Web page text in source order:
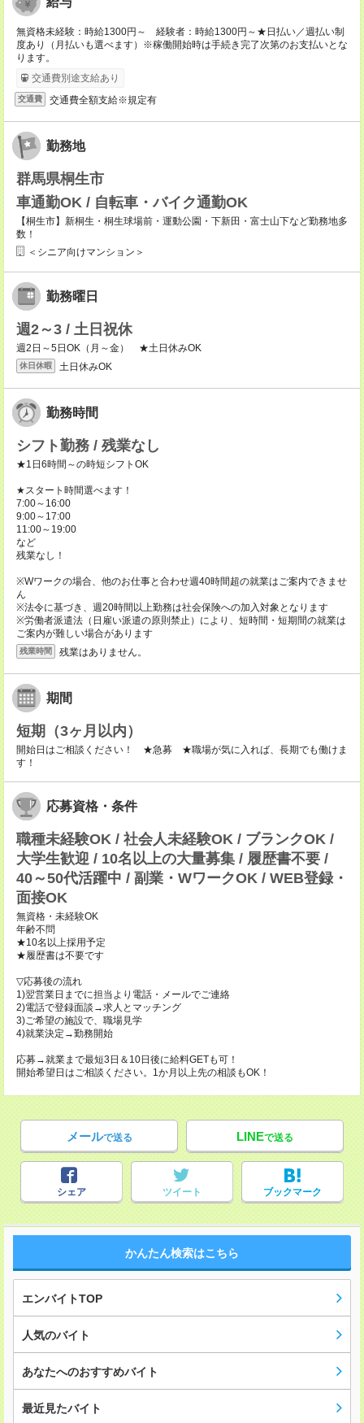
無資格未経験：時給1300円～ 経験者：時給1300円～★日払い／週払い制
度あり（月払いも選べます）※稼働開始時は手続き完了次第のお支払いとな
ります。
交通費別途支給あり
交通費 交通費全額支給※規定有
勤務地
群馬県桐生市
車通勤OK / 自転車・バイク通勤OK
【桐生市】新桐生・桐生球場前・運動公園・下新田・富士山下など勤務地多
数！
＜シニア向けマンション＞
勤務曜日
週2～3 / 土日祝休
週2日～5日OK（月～金） ★土日休みOK
休日休暇 土日休みOK
勤務時間
シフト勤務 / 残業なし
★1日6時間～の時短シフトOK
★スタート時間選べます！
7:00～16:00
9:00～17:00
11:00～19:00
など
残業なし！
※Wワークの場合、他のお仕事と合わせ週40時間超の就業はご案内できませ
ん
※法令に基づき、週20時間以上勤務は社会保険への加入対象となります
※労働者派遣法（日雇い派遣の原則禁止）により、短時間・短期間の就業は
ご案内が難しい場合があります
残業時間 残業はありません。
期間
短期（3ヶ月以内）
開始日はご相談ください！ ★急募 ★職場が気に入れば、長期でも働けま
す！
応募資格・条件
職種未経験OK / 社会人未経験OK / ブランクOK /
大学生歓迎 / 10名以上の大量募集 / 履歴書不要 /
40～50代活躍中 / 副業・WワークOK / WEB登録・
面接OK
無資格・未経験OK
年齢不問
★10名以上採用予定
★履歴書は不要です
▽応募後の流れ
1)翌営業日までに担当より電話・メールでご連絡
2)電話で登録面談→求人とマッチング
3)ご希望の施設で、職場見学
4)就業決定→勤務開始
応募→就業まで最短3日＆10日後に給料GETも可！
開始希望日はご相談ください。1か月以上先の相談もOK！
メールで送る LINEで送る
シェア ツイート ブックマーク
かんたん検索はこちら
エンバイトTOP
人気のバイト
あなたへのおすすめバイト
最近見たバイト